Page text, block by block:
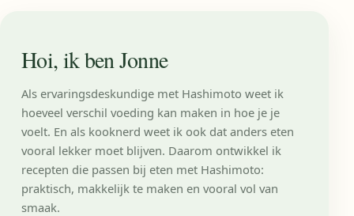
Hoi, ik ben Jonne
Als ervaringsdeskundige met Hashimoto weet ik
hoeveel verschil voeding kan maken in hoe je je
voelt. En als kooknerd weet ik ook dat anders eten
vooral lekker moet blijven. Daarom ontwikkel ik
recepten die passen bij eten met Hashimoto:
praktisch, makkelijk te maken en vooral vol van
smaak.